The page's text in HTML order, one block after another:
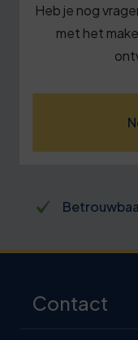
Heb je nog
met het
Contact